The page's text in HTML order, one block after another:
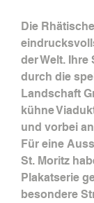
Die
der Welt.
durch die
Landschaft
kühne
und vorbei
Für eine
St. Moritz
Plakatserie
besondere